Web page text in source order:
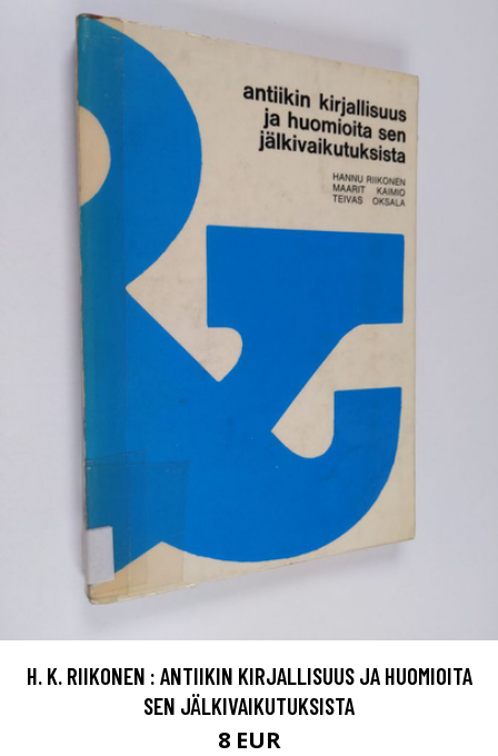
H. K. RIIKONEN : ANTIIKIN KIRJALLISUUS JA HUOMIOITA
SEN JÄLKIVAIKUTUKSISTA
8 EUR